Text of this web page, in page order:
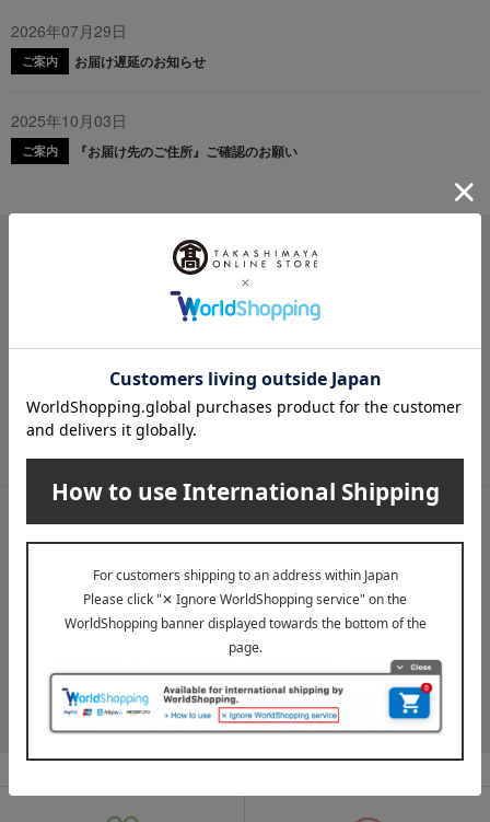
2026年07月29日
ご案内 お届け遅延のお知らせ
2025年10月03日
ご案内 『お届け先のご住所』ご確認のお願い
メールマガジン
LINE公式アカウント
高島屋オンラインストアLINE公式アカウントでは百貨店ならではの
名品やお得な最新情報を配信中！
LINEの友達追加をする